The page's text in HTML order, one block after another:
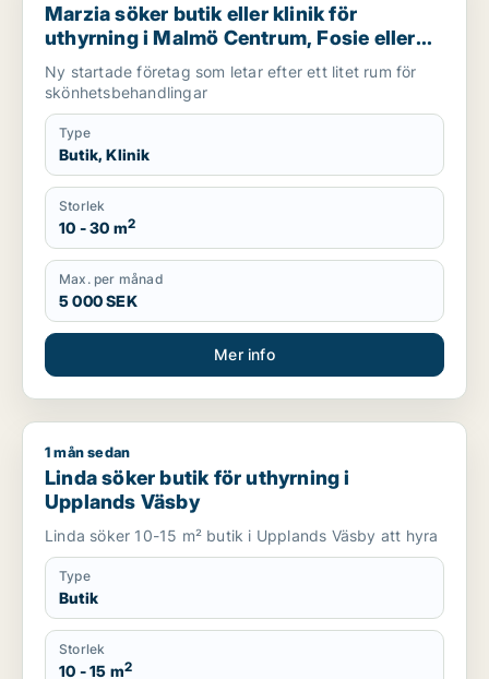
Marzia söker butik eller klinik för
uthyrning i Malmö Centrum, Fosie eller
Limhamn/Bunkeflo m.fl.
Ny startade företag som letar efter ett litet rum för
skönhetsbehandlingar
Type
Butik, Klinik
Storlek
10 - 30 m2
Max. per månad
5 000 SEK
Mer info
Linda söker butik för uthyrning i Upplands Väsby
1 mån sedan
Linda söker butik för uthyrning i
Upplands Väsby
Linda söker 10-15 m² butik i Upplands Väsby att hyra
Type
Butik
Storlek
10 - 15 m2